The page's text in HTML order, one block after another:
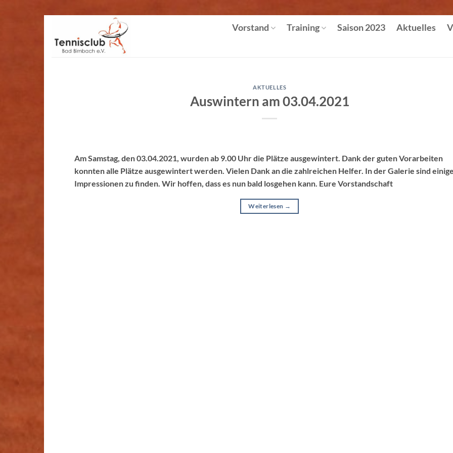
springen
Vorstand Training Saison 2023 Aktuelles
AKTUELLES
Auswintern am 03.04.2021
Am Samstag, den 03.04.2021, wurden ab 9.00 Uhr die Plätze ausgewintert. Dank der guten Vorarbeiten
konnten alle Plätze ausgewintert werden. Vielen Dank an die zahlreichen Helfer. In der Galerie sind einige
Impressionen zu finden. Wir hoffen, dass es nun bald losgehen kann. Eure Vorstandschaft
Weiterlesen →